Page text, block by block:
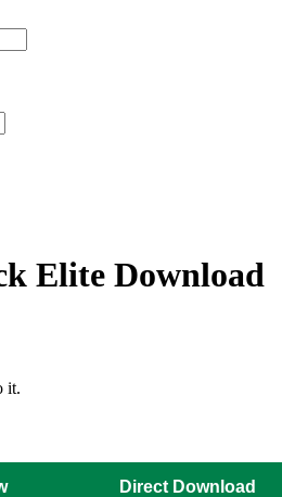
Elite Download
it.
Direct Download